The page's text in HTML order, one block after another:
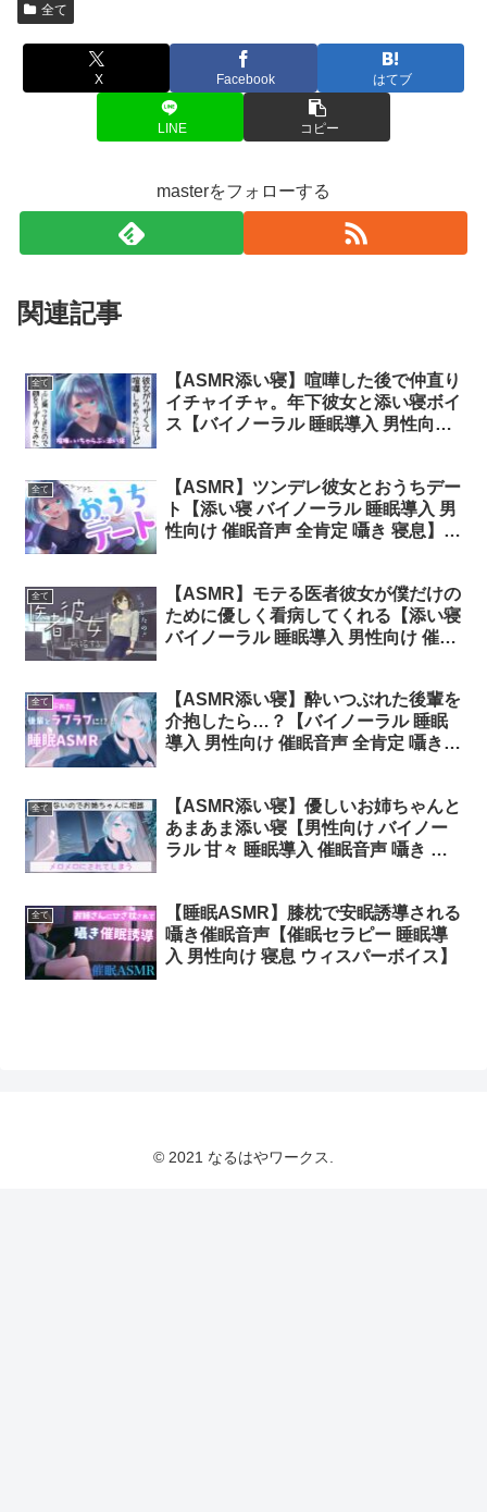
全て
X Facebook はてブ
LINE コピー
masterをフォローする
関連記事
全て
【ASMR添い寝】喧嘩した後で仲直り
イチャイチャ。年下彼女と添い寝ボイ
ス【バイノーラル 睡眠導入 男性向け
全て
【ASMR】ツンデレ彼女とおうちデー
ト【添い寝 バイノーラル 睡眠導入 男
性向け 催眠音声 全肯定 囁き 寝息】 #
全て
【ASMR】モテる医者彼女が僕だけの
ために優しく看病してくれる【添い寝
バイノーラル 睡眠導入 男性向け 催眠
全て
【ASMR添い寝】酔いつぶれた後輩を
介抱したら…？【バイノーラル 睡眠
導入 男性向け 催眠音声 全肯定 囁き
全て
【ASMR添い寝】優しいお姉ちゃんと
あまあま添い寝【男性向け バイノー
ラル 甘々 睡眠導入 催眠音声 囁き 寝
全て
【睡眠ASMR】膝枕で安眠誘導される
囁き催眠音声【催眠セラピー 睡眠導
入 男性向け 寝息 ウィスパーボイス】
© 2021 なるはやワークス.